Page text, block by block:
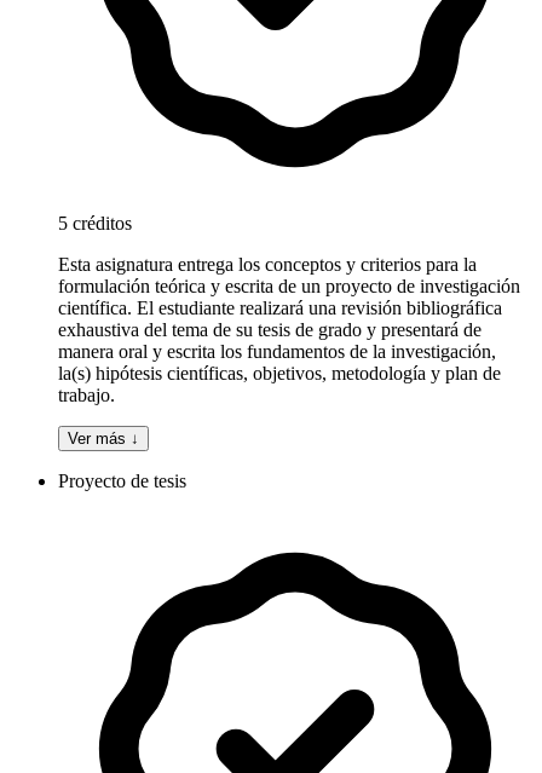
5 créditos
Esta asignatura entrega los conceptos y criterios para la
formulación teórica y escrita de un proyecto de investigación
científica. El estudiante realizará una revisión bibliográfica
exhaustiva del tema de su tesis de grado y presentará de
manera oral y escrita los fundamentos de la investigación,
la(s) hipótesis científicas, objetivos, metodología y plan de
trabajo.
Ver más ↓
Proyecto de tesis